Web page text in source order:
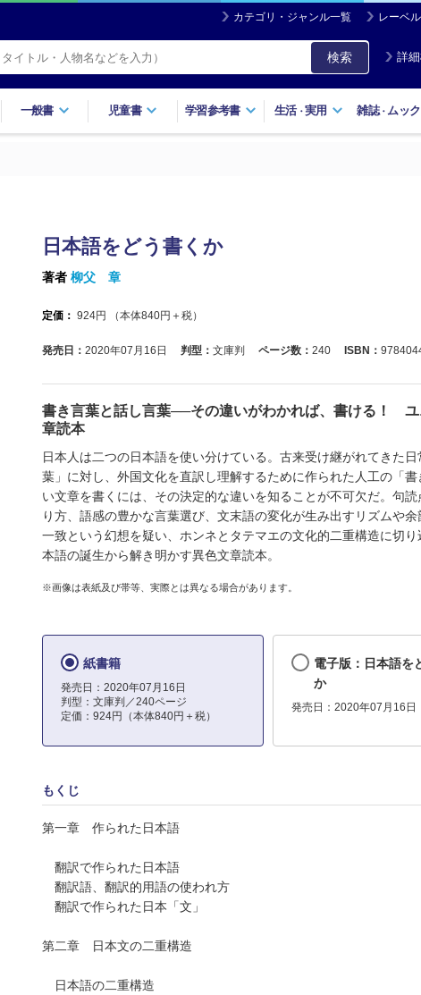
カテゴリ・ジャンル一覧 レーベ
検索 詳
一般書 児童書 学習参考書 生活・実用 雑誌・ ムック
日本語をどう書くか
著者 柳父 章
定価： 924円 （本体840円＋税）
発売日： 2020年07月16日 判型： 文庫判 ページ数： 240 ISBN：
書き言葉と話し言葉──その違いがわかれば、書ける！ ユ
章読本
日本人は二つの日本語を使い分けている。古来受け継がれてきた
葉」に対し、外国文化を直訳し理解するために作られた人工の「
い文章を書くには、その決定的な違いを知ることが不可欠だ。句
り方、語感の豊かな言葉選び、文末語の変化が生み出すリズムや
一致という幻想を疑い、ホンネとタテマエの文化的二重構造に切
本語の誕生から解き明かす異色文章読本。
※画像は表紙及び帯等、実際とは異なる場合があります。
紙書籍
発売日：2020年07月16日
判型：文庫判／240ページ
定価：924円（本体840円＋税）
電子版：日本語を
か
発売日：2020年07月16日
もくじ
第一章 作られた日本語
翻訳で作られた日本語
翻訳語、翻訳的用語の使われ方
翻訳で作られた日本「文」
第二章 日本文の二重構造
日本語の二重構造